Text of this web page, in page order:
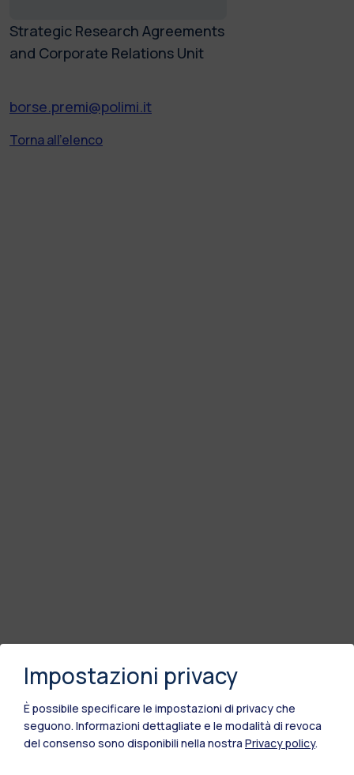
Strategic Research Agreements
and Corporate Relations Unit
borse.premi@polimi.it
Torna all'elenco
Impostazioni privacy
È possibile specificare le impostazioni di privacy che
seguono. Informazioni dettagliate e le modalità di revoca
del consenso sono disponibili nella nostra Privacy policy.